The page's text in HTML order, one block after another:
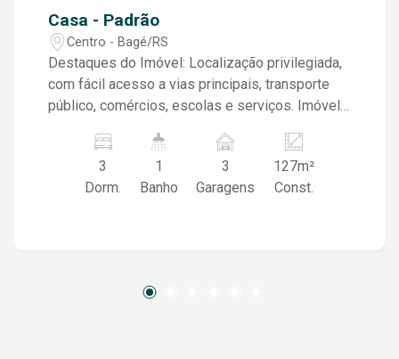
Casa - Padrão
Centro - Bagé/RS
Destaques do Imóvel: Localização privilegiada,
com fácil acesso a vias principais, transporte
público, comércios, escolas e serviços. Imóvel
moradia, locação residencial ou comercial. Parte
da estrutura pode ser usada para reforma ou
adaptação conforme o projeto do investidor.
3
Dorm.
1
Banho
3
Garagens
127m²
Const.